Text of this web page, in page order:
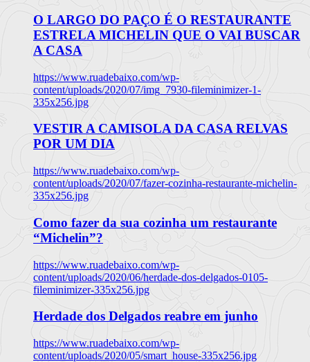
O LARGO DO PAÇO É O RESTAURANTE
ESTRELA MICHELIN QUE O VAI BUSCAR
A CASA
https://www.ruadebaixo.com/wp-
content/uploads/2020/07/img_7930-fileminimizer-1-
335x256.jpg
VESTIR A CAMISOLA DA CASA RELVAS
POR UM DIA
https://www.ruadebaixo.com/wp-
content/uploads/2020/07/fazer-cozinha-restaurante-michelin-
335x256.jpg
Como fazer da sua cozinha um restaurante
“Michelin”?
https://www.ruadebaixo.com/wp-
content/uploads/2020/06/herdade-dos-delgados-0105-
fileminimizer-335x256.jpg
Herdade dos Delgados reabre em junho
https://www.ruadebaixo.com/wp-
content/uploads/2020/05/smart_house-335x256.jpg